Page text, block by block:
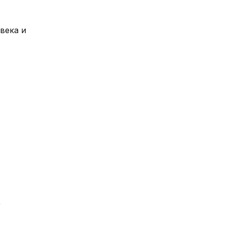
и